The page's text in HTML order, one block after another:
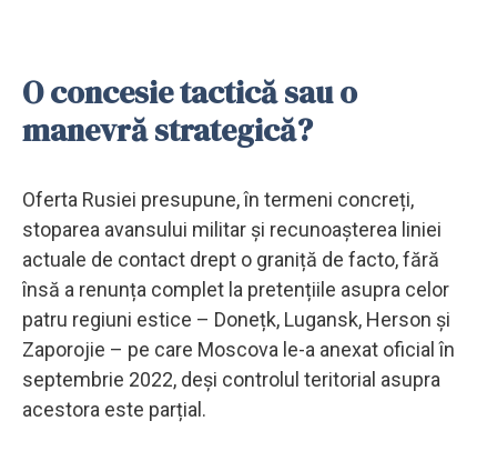
O concesie tactică sau o
manevră strategică?
Oferta Rusiei presupune, în termeni concreți,
stoparea avansului militar și recunoașterea liniei
actuale de contact drept o graniță de facto, fără
însă a renunța complet la pretențiile asupra celor
patru regiuni estice – Donețk, Lugansk, Herson și
Zaporojie – pe care Moscova le-a anexat oficial în
septembrie 2022, deși controlul teritorial asupra
acestora este parțial.